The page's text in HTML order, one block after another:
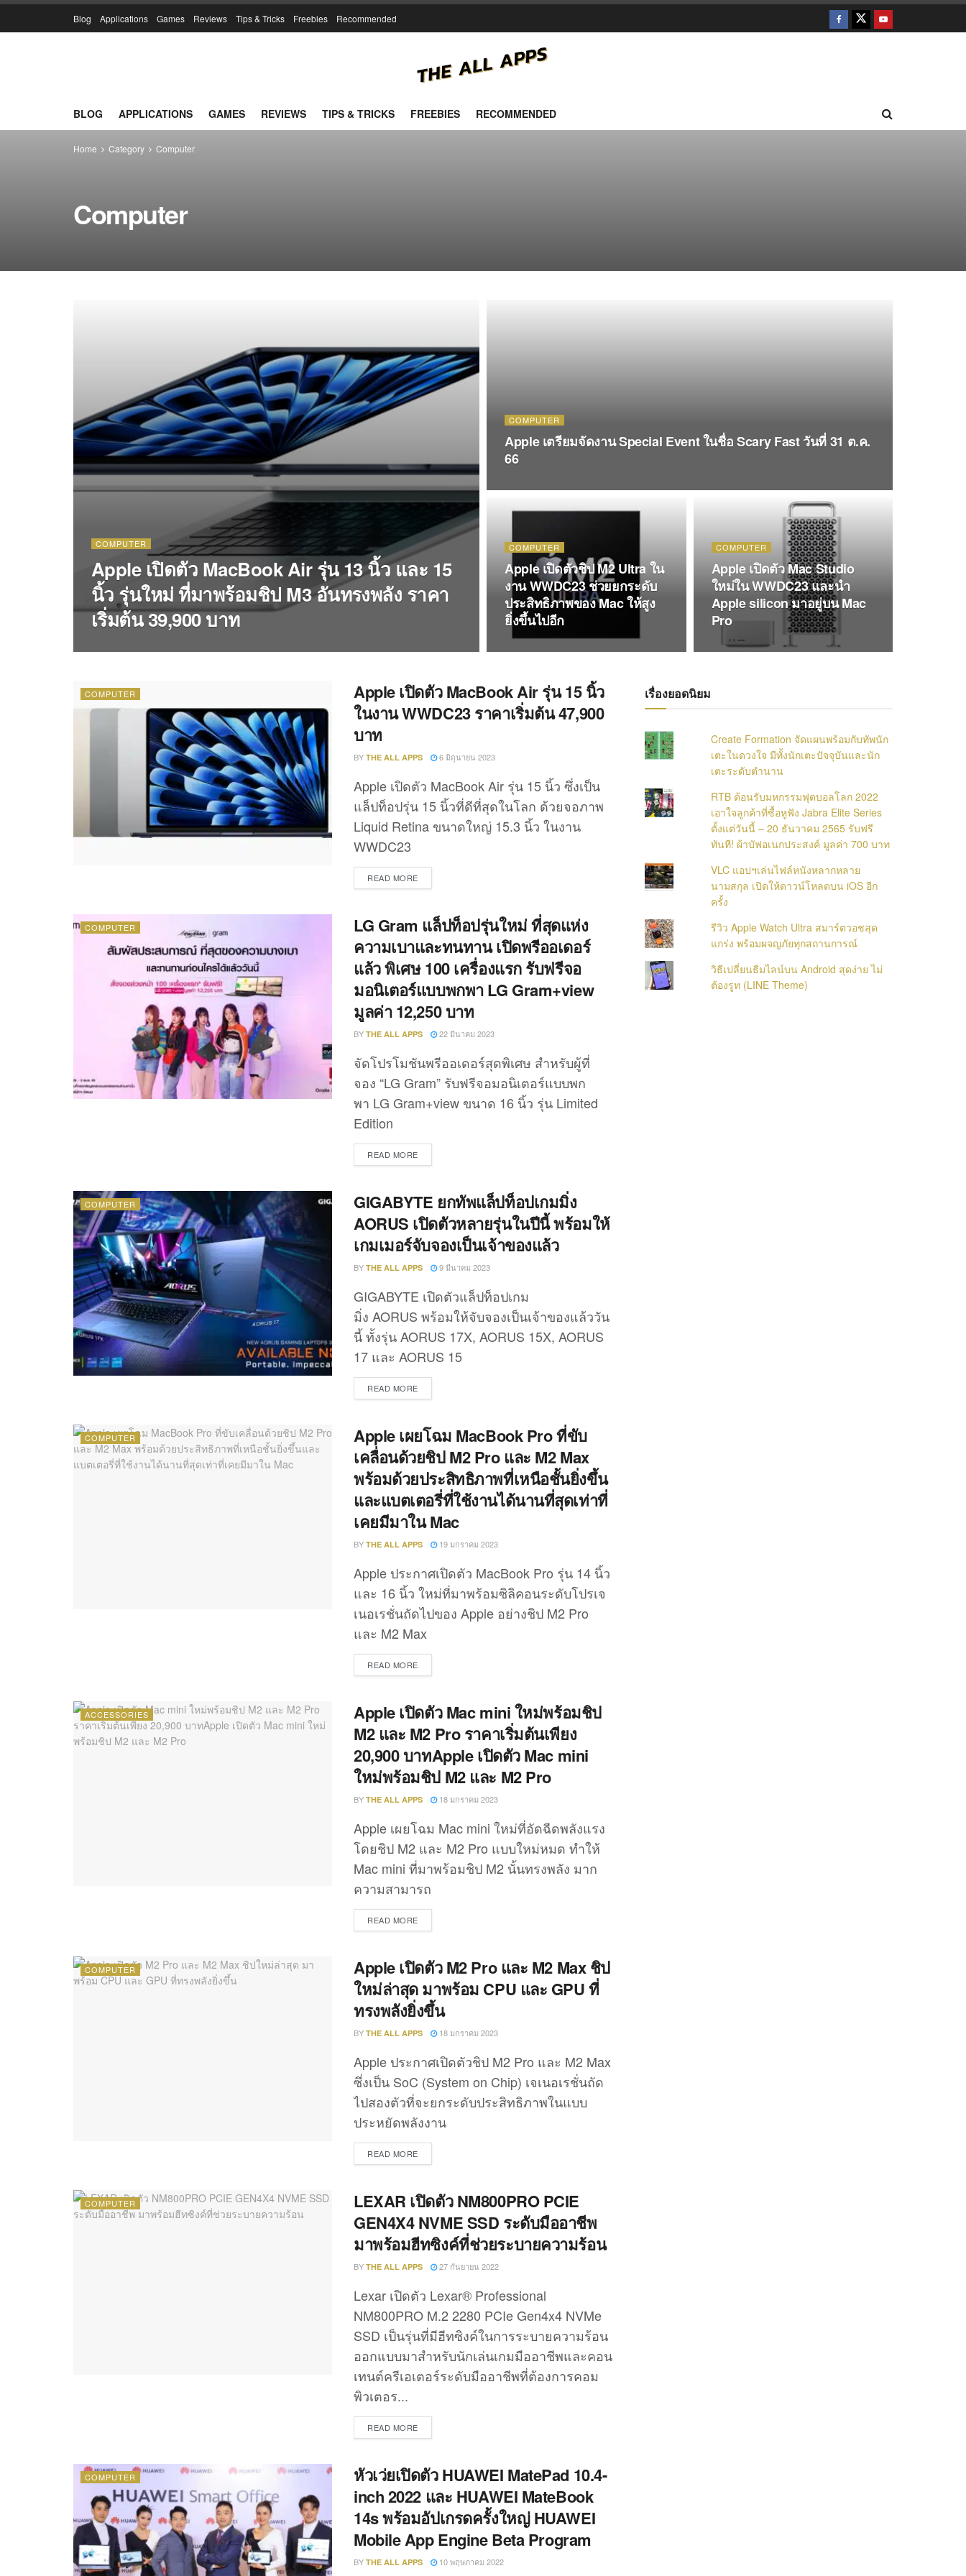
Blog Applications Games Reviews Tips & Tricks Freebies Recommended
BLOG APPLICATIONS GAMES REVIEWS TIPS & TRICKS FREEBIES RECOMMENDED
Home Category Computer
Computer
COMPUTER
Apple เปิดตัว MacBook Air รุ่น 13 นิ้ว และ 15
นิ้ว รุ่นใหม่ ที่มาพร้อมชิป M3 อันทรงพลัง ราคา
เริ่มต้น 39,900 บาท
COMPUTER
Apple เตรียมจัดงาน Special Event ในชื่อ Scary Fast วันที่ 31 ต.ค.
66
COMPUTER
Apple เปิดตัวชิป M2 Ultra ใน
งาน WWDC23 ช่วยยกระดับ
ประสิทธิภาพของ Mac ให้สูง
ยิ่งขึ้นไปอีก
COMPUTER
Apple เปิดตัว Mac Studio
ใหม่ใน WWDC23 และนำ
Apple silicon มาอยู่บน Mac
Pro
COMPUTER
Apple เปิดตัว MacBook Air รุ่น 15 นิ้ว
ในงาน WWDC23 ราคาเริ่มต้น 47,900
บาท
BY THE ALL APPS 6 มิถุนายน 2023
Apple เปิดตัว MacBook Air รุ่น 15 นิ้ว ซึ่งเป็น
แล็ปท็อปรุ่น 15 นิ้วที่ดีที่สุดในโลก ด้วยจอภาพ
Liquid Retina ขนาดใหญ่ 15.3 นิ้ว ในงาน
WWDC23
READ MOREDETAILS
COMPUTER
LG Gram แล็ปท็อปรุ่นใหม่ ที่สุดแห่ง
ความเบาและทนทาน เปิดพรีออเดอร์
แล้ว พิเศษ 100 เครื่องแรก รับฟรีจอ
มอนิเตอร์แบบพกพา LG Gram+view
มูลค่า 12,250 บาท
BY THE ALL APPS 22 มีนาคม 2023
จัดโปรโมชันพรีออเดอร์สุดพิเศษ สำหรับผู้ที่
จอง “LG Gram” รับฟรีจอมอนิเตอร์แบบพก
พา LG Gram+view ขนาด 16 นิ้ว รุ่น Limited
Edition
READ MOREDETAILS
COMPUTER
GIGABYTE ยกทัพแล็ปท็อปเกมมิ่ง
AORUS เปิดตัวหลายรุ่นในปีนี้ พร้อมให้
เกมเมอร์จับจองเป็นเจ้าของแล้ว
BY THE ALL APPS 9 มีนาคม 2023
GIGABYTE เปิดตัวแล็ปท็อปเกม
มิ่ง AORUS พร้อมให้จับจองเป็นเจ้าของแล้ววัน
นี้ ทั้งรุ่น AORUS 17X, AORUS 15X, AORUS
17 และ AORUS 15
READ MOREDETAILS
COMPUTER
Apple เผยโฉม MacBook Pro ที่ขับ
เคลื่อนด้วยชิป M2 Pro และ M2 Max
พร้อมด้วยประสิทธิภาพที่เหนือชั้นยิ่งขึ้น
และแบตเตอรี่ที่ใช้งานได้นานที่สุดเท่าที่
เคยมีมาใน Mac
BY THE ALL APPS 19 มกราคม 2023
Apple ประกาศเปิดตัว MacBook Pro รุ่น 14 นิ้ว
และ 16 นิ้ว ใหม่ที่มาพร้อมซิลิคอนระดับโปรเจ
เนอเรชั่นถัดไปของ Apple อย่างชิป M2 Pro
และ M2 Max
READ MOREDETAILS
ACCESSORIES
Apple เปิดตัว Mac mini ใหม่พร้อมชิป
M2 และ M2 Pro ราคาเริ่มต้นเพียง
20,900 บาทApple เปิดตัว Mac mini
ใหม่พร้อมชิป M2 และ M2 Pro
BY THE ALL APPS 18 มกราคม 2023
Apple เผยโฉม Mac mini ใหม่ที่อัดฉีดพลังแรง
โดยชิป M2 และ M2 Pro แบบใหม่หมด ทำให้
Mac mini ที่มาพร้อมชิป M2 นั้นทรงพลัง มาก
ความสามารถ
READ MOREDETAILS
COMPUTER
Apple เปิดตัว M2 Pro และ M2 Max ชิป
ใหม่ล่าสุด มาพร้อม CPU และ GPU ที่
ทรงพลังยิ่งขึ้น
BY THE ALL APPS 18 มกราคม 2023
Apple ประกาศเปิดตัวชิป M2 Pro และ M2 Max
ซึ่งเป็น SoC (System on Chip) เจเนอเรชั่นถัด
ไปสองตัวที่จะยกระดับประสิทธิภาพในแบบ
ประหยัดพลังงาน
READ MOREDETAILS
COMPUTER
LEXAR เปิดตัว NM800PRO PCIE
GEN4X4 NVME SSD ระดับมืออาชีพ
มาพร้อมฮีทซิงค์ที่ช่วยระบายความร้อน
BY THE ALL APPS 27 กันยายน 2022
Lexar เปิดตัว Lexar® Professional
NM800PRO M.2 2280 PCIe Gen4x4 NVMe
SSD เป็นรุ่นที่มีฮีทซิงค์ในการระบายความร้อน
ออกแบบมาสําหรับนักเล่นเกมมืออาชีพและคอน
เทนต์ครีเอเตอร์ระดับมืออาชีพที่ต้องการคอม
พิวเตอร...
READ MOREDETAILS
COMPUTER
หัวเว่ยเปิดตัว HUAWEI MatePad 10.4-
inch 2022 และ HUAWEI MateBook
14s พร้อมอัปเกรดครั้งใหญ่ HUAWEI
Mobile App Engine Beta Program
BY THE ALL APPS 10 พฤษภาคม 2022
เรื่องยอดนิยม
Create Formation จัดแผนพร้อมกับทัพนัก
เตะในดวงใจ มีทั้งนักเตะปัจจุบันและนัก
เตะระดับตำนาน
RTB ต้อนรับมหกรรมฟุตบอลโลก 2022
เอาใจลูกค้าที่ซื้อหูฟัง Jabra Elite Series
ตั้งแต่วันนี้ – 20 ธันวาคม 2565 รับฟรี
ทันที! ผ้าบัฟอเนกประสงค์ มูลค่า 700 บาท
VLC แอปฯเล่นไฟล์หนังหลากหลาย
นามสกุล เปิดให้ดาวน์โหลดบน iOS อีก
ครั้ง
รีวิว Apple Watch Ultra สมาร์ตวอชสุด
แกร่ง พร้อมผจญภัยทุกสถานการณ์
วิธีเปลี่ยนธีมไลน์บน Android สุดง่าย ไม่
ต้องรูท (LINE Theme)